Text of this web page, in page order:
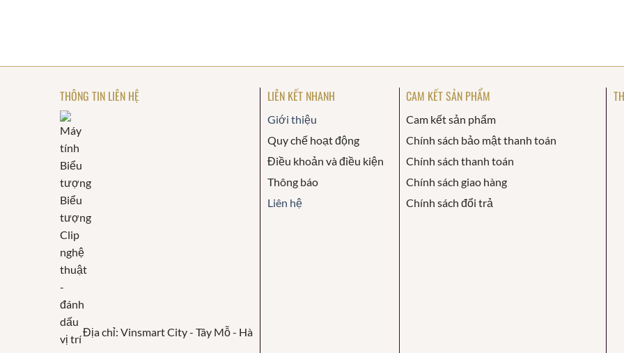
THÔNG TIN LIÊN HỆ
Địa chỉ: Vinsmart City - Tây Mỗ - Hà
LIÊN KẾT NHANH
Giới thiệu
Quy chế hoạt động
Điều khoản và điều kiện
Thông báo
Liên hệ
CAM KẾT SẢN PHẨM
Cam kết sản phẩm
Chính sách bảo mật thanh toán
Chính sách thanh toán
Chính sách giao hàng
Chính sách đổi trả